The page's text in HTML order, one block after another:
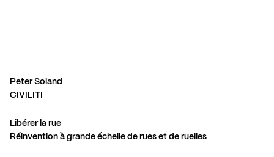
Peter Soland
CIVILITI
Libérer la rue
Réinvention à grande échelle de rues et de ruelles